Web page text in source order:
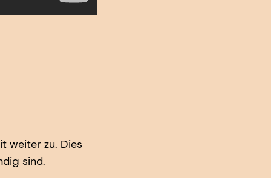
weiter zu. Dies
sind.